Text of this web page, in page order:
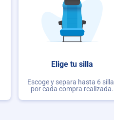
Elige tu silla
Escoge y separa hasta 6
por cada compra realizada.